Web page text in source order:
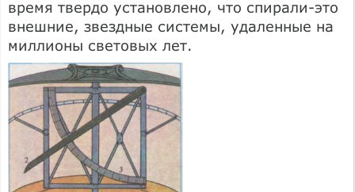
время твердо установлено, что спирали-это
внешние, звездные системы, удаленные на
миллионы световых лет.